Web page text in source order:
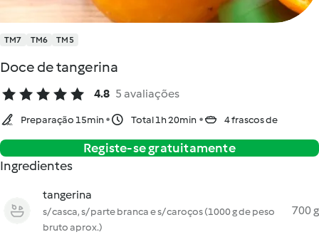
TM7 TM6 TM5
Doce de tangerina
4.8 5 avaliações
Preparação 15min Total 1h 20min 4 frascos de
Registe-se gratuitamente
Ingredientes
tangerina
s/ casca, s/ parte branca e s/ caroços (1000 g de peso
bruto aprox.)
700 g